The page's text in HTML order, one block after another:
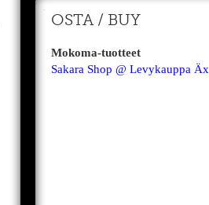
OSTA / BUY
Mokoma-tuotteet
Sakara Shop @ Levykauppa Äx